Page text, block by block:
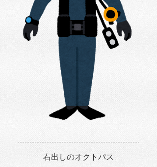
右出しのオクトパス